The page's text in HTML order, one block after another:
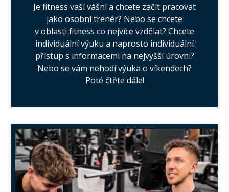
Je fitness vaší vášní a chcete začít pracovat
jako osobní trenér? Nebo se chcete
v oblasti fitness co nejvíce vzdělat? Chcete
individuální výuku a naprosto individuální
přístup s informacemi na nejvyšší úrovni?
Nebo se vám nehodí výuka o víkendech?
Poté čtěte dále!